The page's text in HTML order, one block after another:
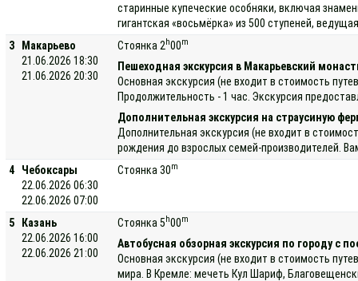
старинные купеческие особняки, включая
гигантская «восьмёрка» из 500 ступеней,
3
Макарьево
21.06.2026 18:30
21.06.2026 20:30
Стоянка 2 h00m
Пешеходная экскурсия в Макарьевский
Основная экскурсия (не входит в стоимость
Продолжительность - 1 час. Экскурсия
Дополнительная экскурсия на страусиную
Дополнительная экскурсия (не входит в
рождения до взрослых семей-производителей.
4
Чебоксары
22.06.2026 06:30
22.06.2026 07:00
Стоянка 30m
5
Казань
22.06.2026 16:00
22.06.2026 21:00
Стоянка 5 h00m
Автобусная обзорная экскурсия по городу с
Основная экскурсия (не входит в стоимость
мира. В Кремле: мечеть Кул Шариф,